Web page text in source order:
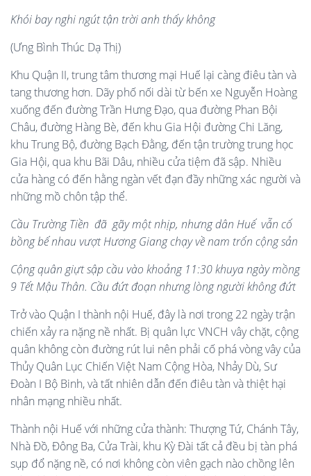
Khói bay nghi ngút tận trời anh thấy không
(Ưng Bình Thúc Dạ Thị)
Khu Quận II, trung tâm thương mại Huế lại càng điêu tàn và
tang thương hơn. Dãy phố nối dài từ bến xe Nguyễn Hoàng
xuống đến đường Trần Hưng Đạo, qua đường Phan Bội
Châu, đường Hàng Bè, đến khu Gia Hội đường Chi Lăng,
khu Trung Bộ, đường Bạch Đằng, đến tận trường trung học
Gia Hội, qua khu Bãi Dâu, nhiều cửa tiệm đã sập. Nhiều
cửa hàng có đến hằng ngàn vết đạn đầy những xác người và
những mồ chôn tập thể.
Cầu Trường Tiền đã gãy một nhịp, nhưng dân Huế vẫn cố
bồng bế nhau vượt Hương Giang chạy về nam trốn cộng sản
Cộng quân giựt sập cầu vào khoảng 11:30 khuya ngày mồng
9 Tết Mậu Thân. Cầu đứt đoạn nhưng lòng người không đứt
Trở vào Quận I thành nội Huế, đây là nơi trong 22 ngày trận
chiến xảy ra nặng nề nhất. Bị quân lực VNCH vây chặt, cộng
quân không còn đường rút lui nên phải cố phá vòng vây của
Thủy Quân Lục Chiến Việt Nam Cộng Hòa, Nhảy Dù, Sư
Đoàn I Bộ Binh, và tất nhiên dẫn đến điêu tàn và thiệt hại
nhân mạng nhiều nhất.
Thành nội Huế với những cửa thành: Thượng Tứ, Chánh Tây,
Nhà Đồ, Đông Ba, Cửa Trài, khu Kỳ Đài tất cả đều bị tàn phá
sụp đổ nặng nề, có nơi không còn viên gạch nào chồng lên